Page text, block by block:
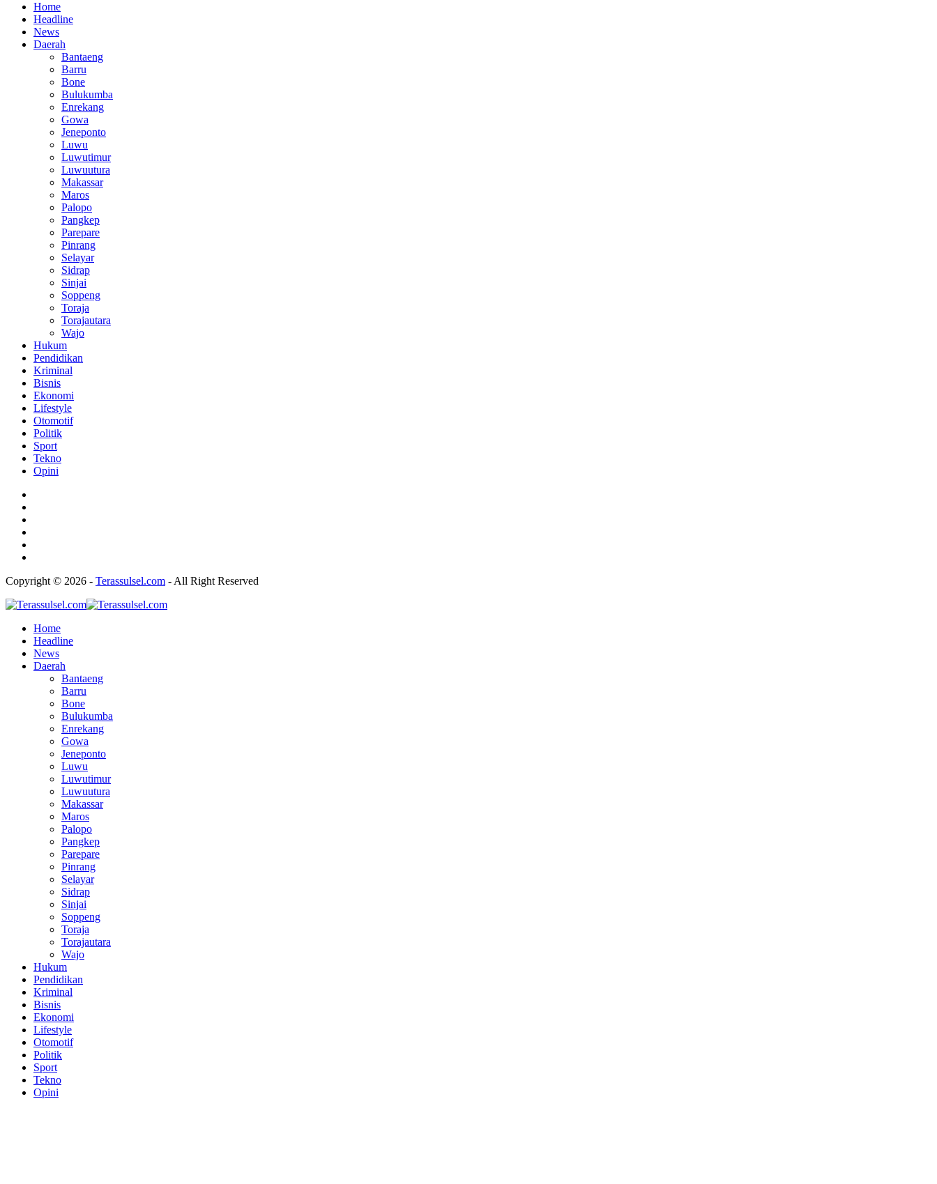
Home
Headline
News
Daerah
Bantaeng
Barru
Bone
Bulukumba
Enrekang
Gowa
Jeneponto
Luwu
Luwutimur
Luwuutura
Makassar
Maros
Palopo
Pangkep
Parepare
Pinrang
Selayar
Sidrap
Sinjai
Soppeng
Toraja
Torajautara
Wajo
Hukum
Pendidikan
Kriminal
Bisnis
Ekonomi
Lifestyle
Otomotif
Politik
Sport
Tekno
Opini
Copyright © 2026 - Terassulsel.com - All Right Reserved
Home
Headline
News
Daerah
Bantaeng
Barru
Bone
Bulukumba
Enrekang
Gowa
Jeneponto
Luwu
Luwutimur
Luwuutura
Makassar
Maros
Palopo
Pangkep
Parepare
Pinrang
Selayar
Sidrap
Sinjai
Soppeng
Toraja
Torajautara
Wajo
Hukum
Pendidikan
Kriminal
Bisnis
Ekonomi
Lifestyle
Otomotif
Politik
Sport
Tekno
Opini